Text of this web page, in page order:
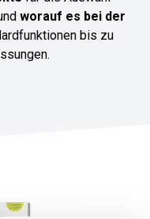
worauf es bei der
bis zu